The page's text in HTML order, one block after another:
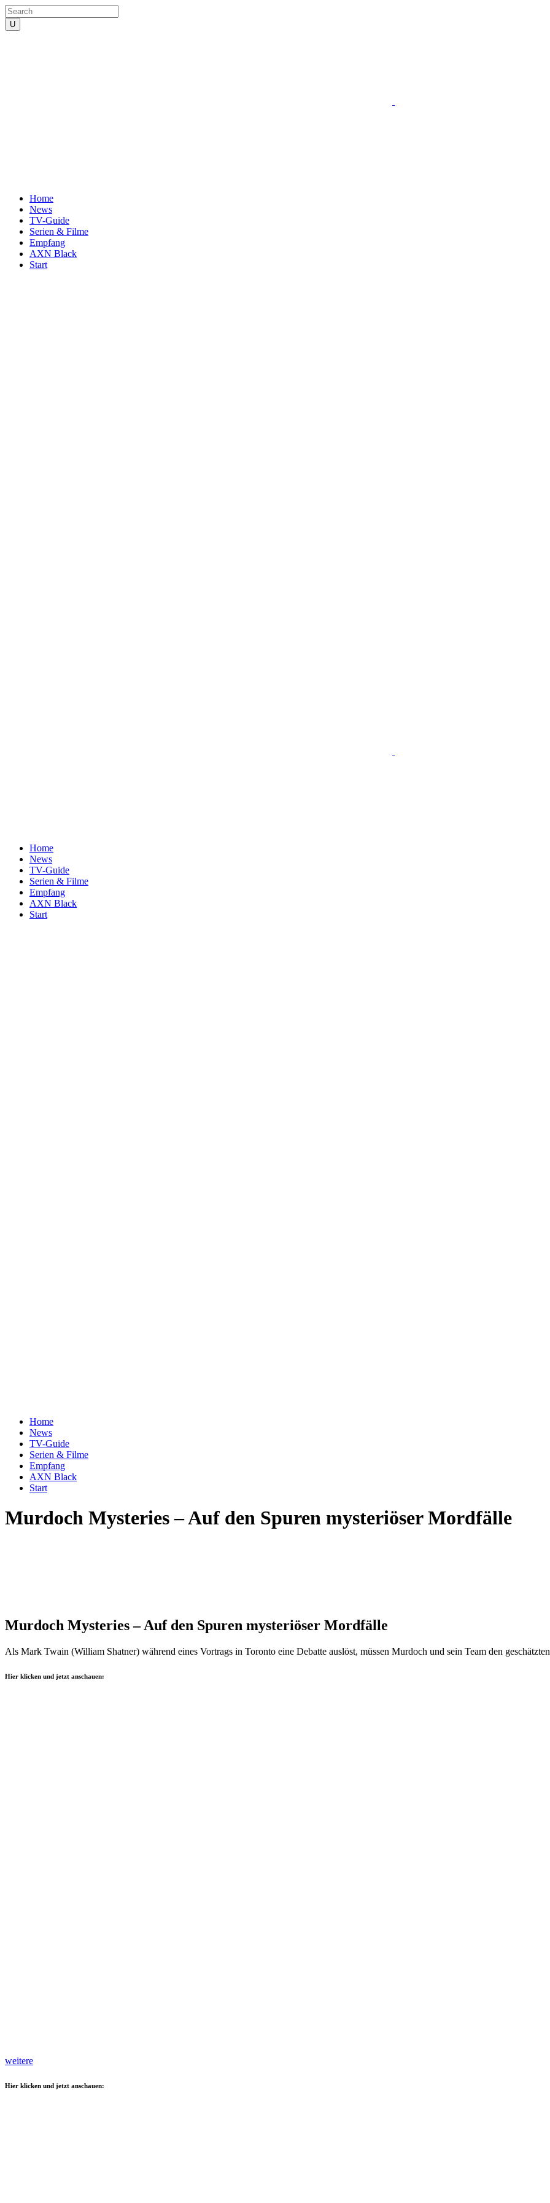
Home
News
TV-Guide
Serien & Filme
Empfang
AXN Black
Start
Home
News
TV-Guide
Serien & Filme
Empfang
AXN Black
Start
Home
News
TV-Guide
Serien & Filme
Empfang
AXN Black
Start
Murdoch Mysteries – Auf den Spuren mysteriöser Mordfälle
Murdoch Mysteries – Auf den Spuren mysteriöser Mordfälle
Als Mark Twain (William Shatner) während eines Vortrags in Toronto eine Debatte auslöst, müssen Murdoch und sein Team den
Hier klicken und jetzt anschauen:
weitere
Hier klicken und jetzt anschauen: